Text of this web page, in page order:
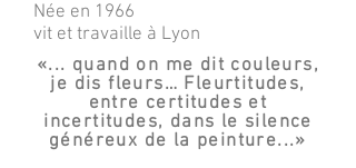
Née en 1966
vit et travaille à Lyon
«... quand on me dit couleurs,
je dis fleurs… Fleurtitudes,
entre certitudes et
incertitudes, dans le silence
généreux de la peinture...»